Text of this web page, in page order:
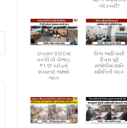
બેદરકારી?
છત્રાલ GIDCમાં
નકલી ઘી કૌભાંડ:
₹1.67 કરોડનો
શંકાસ્પદ જથ્થો
જપ્ત
વિશ્વ આદિવાસી
દિવસ પૂર્વે
સંજેલીમાં શાંતિ
સમિતિની બેઠક